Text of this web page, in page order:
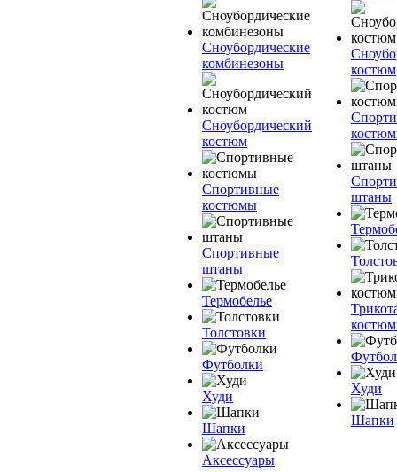
Сноубордические
комбинезоны
Сноубордический
костюм
Спортивные
костюмы
Спортивные
штаны
Термобелье
Толстовки
Футболки
Худи
Шапки
Аксессуары
костюм
штаны
Худи
Шапки